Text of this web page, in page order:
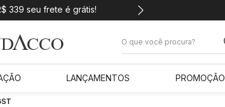
339 seu frete é grátis!
10x sem juros
LANÇAMENTOS PROMOÇÃO